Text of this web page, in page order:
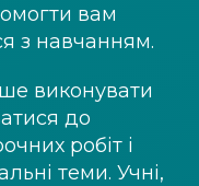
вам
з навчанням.
виконувати
до
робіт і
теми. Учні,